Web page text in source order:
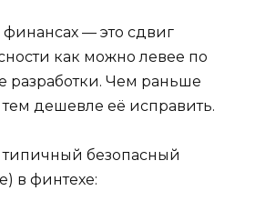
финансах — это сдвиг
как можно левее по
разработки. Чем раньше
дешевле её исправить.
типичный безопасный
в финтехе: